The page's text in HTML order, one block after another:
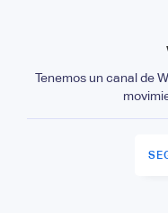
Tenemos un canal de